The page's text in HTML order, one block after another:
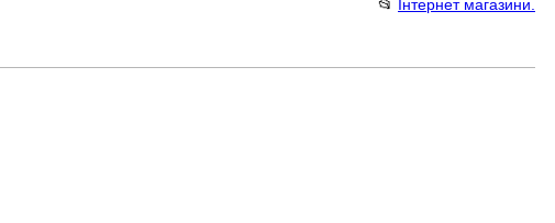
📂 Інтернет магазини.